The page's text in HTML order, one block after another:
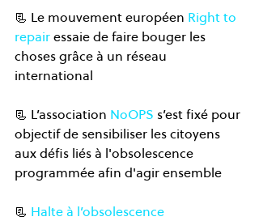
📃 Le mouvement européen Right to
repair essaie de faire bouger les
choses grâce à un réseau
international
📃 L’association NoOPS s’est fixé pour
objectif de sensibiliser les citoyens
aux défis liés à l'obsolescence
programmée afin d'agir ensemble
📃 Halte à l’obsolescence